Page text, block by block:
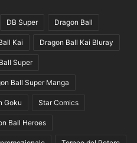
DB Super Dragon Ball
Kai Dragon Ball Kai Bluray
Super
Ball Super Manga
Goku Star Comics
Ball Heroes